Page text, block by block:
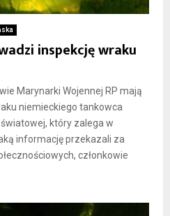
inspekcję wraku
Marynarki Wojennej RP mają
niemieckiego tankowca
światowej, który zalega w
informację przekazali za
członkowie